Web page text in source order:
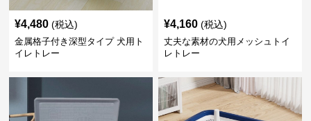
¥4,480 (税込)
金属格子付き深型タイプ 犬用ト
イレトレー
¥4,160 (税込)
丈夫な素材の犬用メッシュトイ
レトレー